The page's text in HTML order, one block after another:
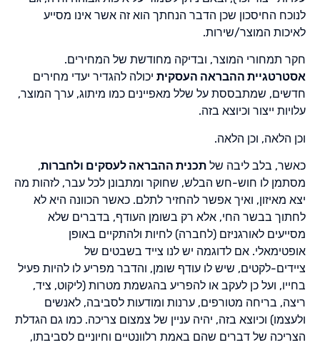
לנוכח החיסכון שכן הדבר הנחתך הוא זה אשר אינו מסייע
לאיכות המוצר/שירות.
חקר תמחורי המוצר, ובדיקה מחודשת של המחירים.
אסטרטגיית ההבראה העסקית יכולה להגדיר יעדי מחירים
חדשים, שמתבססת על שלל מאפיינים כמו מיתוג, ערך המוצר,
עלויות ייצור וכיוצא בזה.
וכן הלאה, וכן הלאה.
כאשר, בלב ליבה של תכנית ההבראה לעסקים ולחברות,
מסתמן לו חוש-חש הבלש, שחוקר ומתבונן לכל עבר, לזהות מה
יצא מאיזון, ואיך אפשר להחזיר לתלם. כאשר הכוונה היא לא
לחתוך בבשר החי, אלא רק בשומן העודף, בדברים שלא
מסייעים לאורגניזם (לחברה) לחיות ולהתקיים באופן
אופטימאלי. אם לדוגמה יש לנו צייד בשבטים של
ציידים-לקטים, שיש לו עודף שומן, והדבר מפריע לו להיות פעיל
בחייו, ועל כן לעקב או להפריע בהגשמת מטרות (ליקוט, ציד,
ריצה, בריחה מטורפים, ערנות ומודעות לסביבה, לאנשים
ולעצמו) וכיוצא בזה, יהיה עניין של צמצום צריכה. כמו גם הגדלת
הצריכה של דברים שהם באמת רלוונטיים וחיוניים לסביבתו,